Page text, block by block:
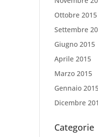
Ottobre 2015
Settembre
Giugno 2015
Aprile 2015
Marzo 2015
Gennaio
Dicembre
Categorie